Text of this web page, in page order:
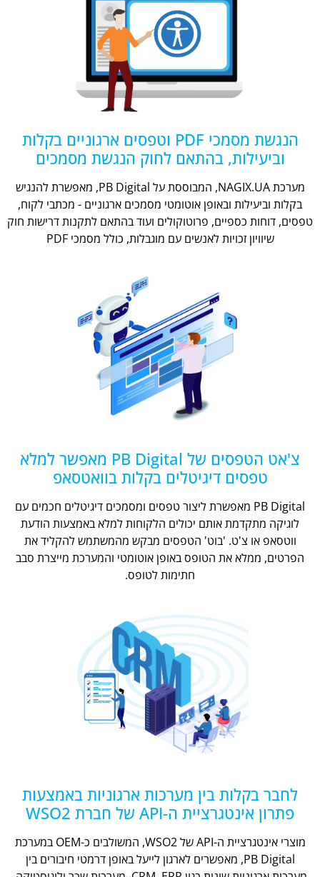
הנגשת מסמכי PDF וטפסים ארגוניים בקלות
וביעילות, בהתאם לחוק הנגשת מסמכים
מערכת NAGIX.UA, המבוססת על PB Digital, מאפשרת להנגיש
בקלות וביעילות ובאופן אוטומטי מסמכים ארגוניים - מכתבי לקוח,
טפסים, דוחות כספיים, פרוטוקולים ועוד בהתאם לתקנות דרישות חוק
שיוויון זכויות לאנשים עם מוגבלות, כולל מסמכי PDF
צ'אט הטפסים של PB Digital מאפשר למלא
טפסים דיגיטלים בקלות בוואטסאפ
PB Digital מאפשרת ליצור טפסים ומסמכים דיגיטלים חכמים עם
לוגיקה מתקדמת אותם יכולים הלקוחות למלא באמצעות הודעת
ווטסאפ או צ'ט. 'בוט' הטפסים מבקש מהמשתמש להקליד את
הפרטים, ממלא את הטופס באופן אוטומטי והמערכת מייצרת סבב
חתימות לטופס.
לחבר בקלות בין מערכות ארגוניות באמצעות
פתרון אינטגרציית ה-API של חברת WSO2
מוצרי אינטגרציית ה-API של WSO2, המשולבים כ-OEM במערכת
PB Digital, מאפשרים לארגון לייעל באופן דרמטי חיבורים בין